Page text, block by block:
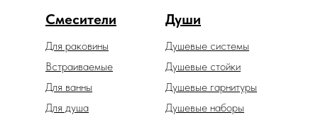
Смесители Души
Душевые гарнитуры
Душевые системы
Душевые наборы
Встраиваемые
Для ванны
Для душа
Для раковины
Душевые стойки